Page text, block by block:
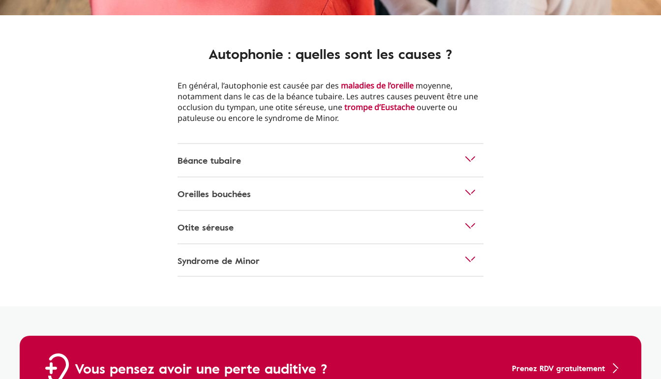
Autophonie : quelles sont les causes ?
En général, l’autophonie est causée par des maladies de l’oreille moyenne,
notamment dans le cas de la béance tubaire. Les autres causes peuvent être une
occlusion du tympan, une otite séreuse, unetrompe d’Eustacheouverte ou
patuleuse ou encore le syndrome de Minor.
Béance tubaire
Oreilles bouchées
Otite séreuse
Syndrome de Minor
Vous pensez avoir une perte auditive ? Prenez RDV gratuitement